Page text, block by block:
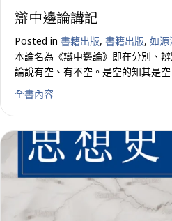
辯中邊論講記
Posted in 書籍出版, 書籍出版, 如源
本論名為《辯中邊論》即在分別、
論說有空、有不空。是空的知其是
全書內容about 辯中邊論講記